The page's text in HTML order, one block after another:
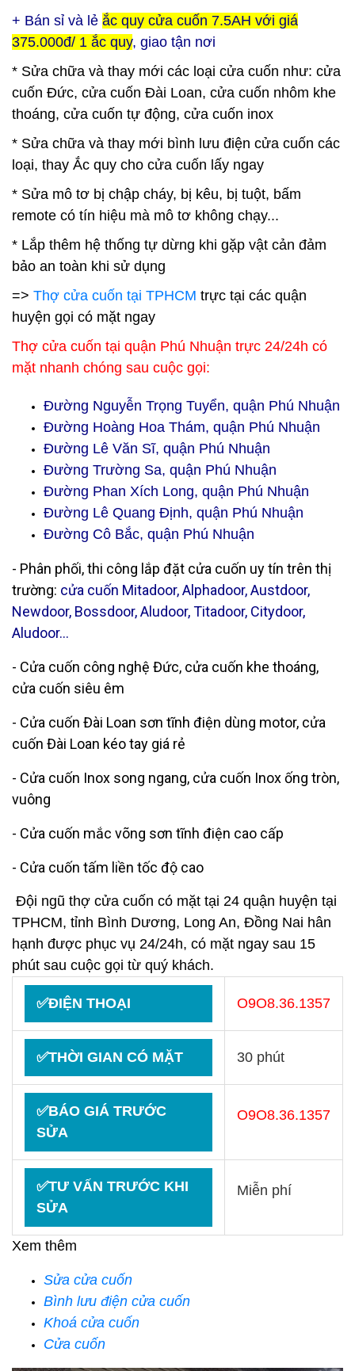
+ Bán sỉ và lẻ ắc quy cửa cuốn 7.5AH với giá
375.000đ/ 1 ắc quy, giao tận nơi
* Sửa chữa và thay mới các loại cửa cuốn như: cửa
cuốn Đức, cửa cuốn Đài Loan, cửa cuốn nhôm khe
thoáng, cửa cuốn tự động, cửa cuốn inox
* Sửa chữa và thay mới bình lưu điện cửa cuốn các
loại, thay Ắc quy cho cửa cuốn lấy ngay
* Sửa mô tơ bị chập cháy, bị kêu, bị tuột, bấm
remote có tín hiệu mà mô tơ không chạy...
* Lắp thêm hệ thống tự dừng khi gặp vật cản đảm
bảo an toàn khi sử dụng
=> Thợ cửa cuốn tại TPHCM trực tại các quận
huyện gọi có mặt ngay
Thợ cửa cuốn tại quận Phú Nhuận trực 24/24h có
mặt nhanh chóng sau cuộc gọi:
Đường Nguyễn Trọng Tuyển, quận Phú Nhuận
Đường Hoàng Hoa Thám, quận Phú Nhuận
Đường Lê Văn Sĩ, quận Phú Nhuận
Đường Trường Sa, quận Phú Nhuận
Đường Phan Xích Long, quận Phú Nhuận
Đường Lê Quang Định, quận Phú Nhuận
Đường Cô Bắc, quận Phú Nhuận
- Phân phối, thi công lắp đặt cửa cuốn uy tín trên thị
trường: cửa cuốn Mitadoor, Alphadoor, Austdoor,
Newdoor, Bossdoor, Aludoor, Titadoor, Citydoor,
Aludoor...
- Cửa cuốn công nghệ Đức, cửa cuốn khe thoáng,
cửa cuốn siêu êm
- Cửa cuốn Đài Loan sơn tĩnh điện dùng motor, cửa
cuốn Đài Loan kéo tay giá rẻ
- Cửa cuốn Inox song ngang, cửa cuốn Inox ống tròn,
vuông
- Cửa cuốn mắc võng sơn tĩnh điện cao cấp
- Cửa cuốn tấm liền tốc độ cao
Đội ngũ thợ cửa cuốn có mặt tại 24 quận huyện tại
TPHCM, tỉnh Bình Dương, Long An, Đồng Nai hân
hạnh được phục vụ 24/24h, có mặt ngay sau 15
phút sau cuộc gọi từ quý khách.
✅ĐIỆN THOẠI O9O8.36.1357
✅THỜI GIAN CÓ MẶT 30 phút
✅BÁO GIÁ TRƯỚC
SỬA
O9O8.36.1357
✅TƯ VẤN TRƯỚC KHI
SỬA
Miễn phí
Xem thêm
Sửa cửa cuốn
Bình lưu điện cửa cuốn
Khoá cửa cuốn
Cửa cuốn